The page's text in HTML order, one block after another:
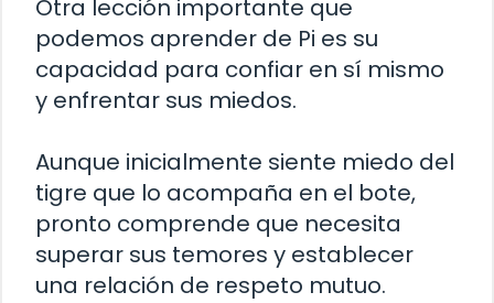
Otra lección importante que
podemos aprender de Pi es su
capacidad para confiar en sí mismo
y enfrentar sus miedos.
Aunque inicialmente siente miedo del
tigre que lo acompaña en el bote,
pronto comprende que necesita
superar sus temores y establecer
una relación de respeto mutuo.